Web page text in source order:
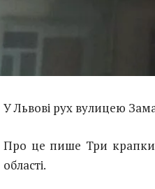
У Львові рух вулицею
Про це пише Три крапки
області.